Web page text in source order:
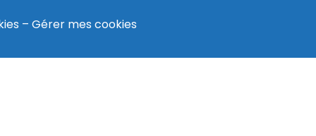
– Gérer mes cookies